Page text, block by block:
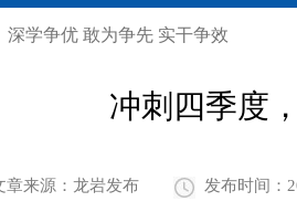
深学争优 敢为争先 实干争效
冲刺四季度
章来源：龙岩发布 发布时间：